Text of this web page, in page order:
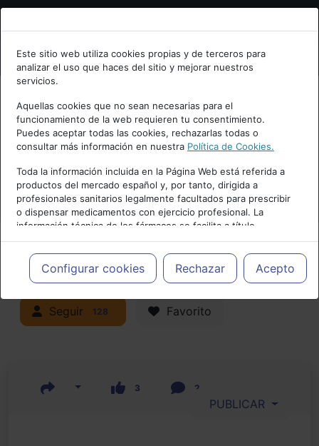
Bienvenid@ a psiquiatria.com
Escribe tu Email
Accede o regístrate con tu email.
Cancelar
Este sitio web utiliza cookies propias y de terceros para
analizar el uso que haces del sitio y mejorar nuestros
servicios.
Aquellas cookies que no sean necesarias para el
funcionamiento de la web requieren tu consentimiento.
Puedes aceptar todas las cookies, rechazarlas todas o
consultar más información en nuestra Política de Cookies.
Toda la información incluida en la Página Web está referida a
productos del mercado español y, por tanto, dirigida a
profesionales sanitarios legalmente facultados para prescribir
o dispensar medicamentos con ejercicio profesional. La
información técnica de los fármacos se facilita a título
meramente informativo, siendo responsabilidad de los
profesionales facultados prescribir medicamentos y decidir, en
cada caso concreto, el tratamiento más adecuado a las
necesidades del paciente.
Configurar cookies Rechazar Acepto
Actualidad y Artículos|Adicciones y
trastornos por consumo
Seguir 128 Favorito
3 2
PUBLICAR